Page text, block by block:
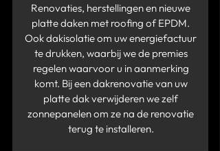
Renovaties, herstellingen en nieuwe
platte daken met roofing of EPDM.
Ook dakisolatie om uw energiefactuur
te drukken, waarbij we de premies
regelen waarvoor u in aanmerking
komt. Bij een dakrenovatie van uw
platte dak verwijderen we zelf
zonnepanelen om ze na de renovatie
terug te installeren.